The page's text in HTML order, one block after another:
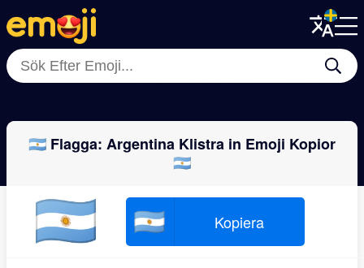
Menu
Close
Menu
Close
🇦🇷 Flagga: Argentina Klistra in Emoji Kopior
🇦🇷
🇦🇷 🇦🇷 Kopiera